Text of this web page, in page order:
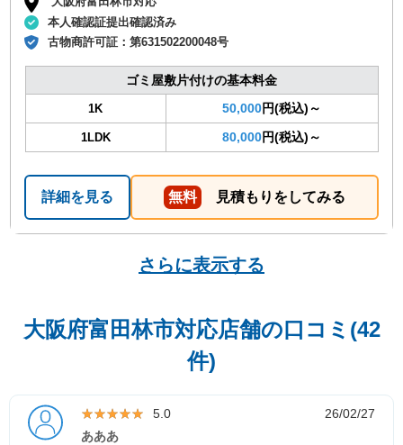
本人確認証提出確認済み
古物商許可証：第631502200048号
ゴミ屋敷片付けの基本料金
1K 50,000円(税込)～
1LDK 80,000円(税込)～
詳細を見る 無料 見積もりをしてみる
さらに表示する
大阪府富田林市対応店舗の口コミ(42
件)
★★★★★
★★★★★ 5.0
26/02/27
あああ